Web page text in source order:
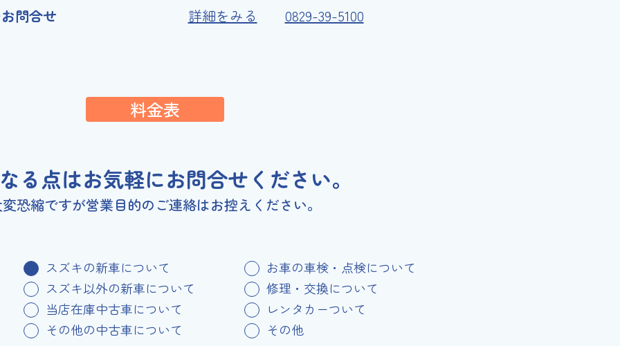
問合せ
詳細をみる 0829-39-5100
料金表
る点はお気軽にお問合せください。
恐縮ですが営業目的のご連絡はお控えください。
スズキの新車について
お車の車検・点検について
スズキ以外の新車について
修理・交換について
当店在庫中古車について
レンタカーついて
その他の中古車について
その他